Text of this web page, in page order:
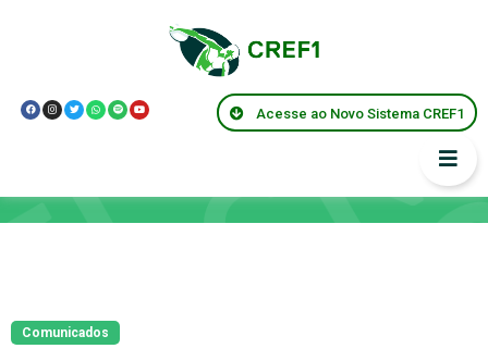
Acesse ao Novo Sistema CREF1
Comunicados